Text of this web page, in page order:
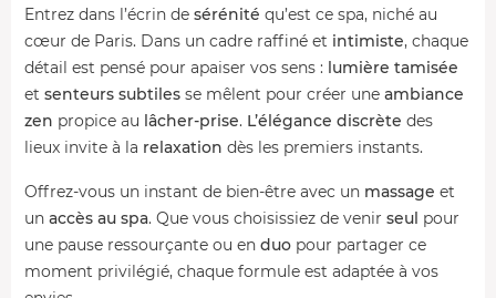
Entrez dans l’écrin de sérénité qu’est ce spa, niché au
cœur de Paris. Dans un cadre raffiné et intimiste, chaque
détail est pensé pour apaiser vos sens : lumière tamisée
et senteurs subtiles se mêlent pour créer une ambiance
zen propice au lâcher-prise. L’élégance discrète des
lieux invite à la relaxation dès les premiers instants.
Offrez-vous un instant de bien-être avec un massage et
un accès au spa. Que vous choisissiez de venir seul pour
une pause ressourçante ou en duo pour partager ce
moment privilégié, chaque formule est adaptée à vos